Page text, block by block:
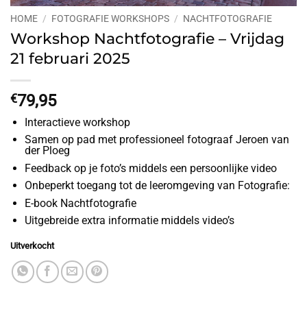
HOME / FOTOGRAFIE WORKSHOPS / NACHTFOTOGRAFIE
Workshop Nachtfotografie – Vrijdag
21 februari 2025
€79,95
Interactieve workshop
Samen op pad met professioneel fotograaf Jeroen van
der Ploeg
Feedback op je foto’s middels een persoonlijke video
Onbeperkt toegang tot de leeromgeving van Fotografie:
E-book Nachtfotografie
Uitgebreide extra informatie middels video’s
Uitverkocht